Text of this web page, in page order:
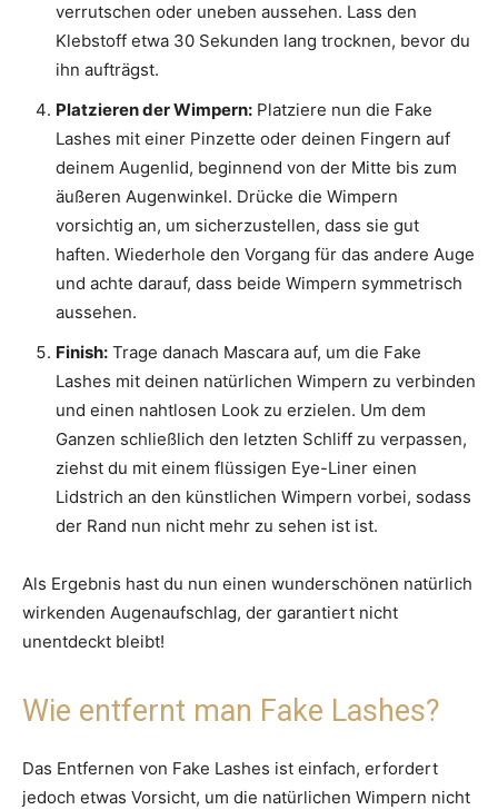
verrutschen oder uneben aussehen. Lass den
Klebstoff etwa 30 Sekunden lang trocknen, bevor du
ihn aufträgst.
Platzieren der Wimpern: Platziere nun die Fake
Lashes mit einer Pinzette oder deinen Fingern auf
deinem Augenlid, beginnend von der Mitte bis zum
äußeren Augenwinkel. Drücke die Wimpern
vorsichtig an, um sicherzustellen, dass sie gut
haften. Wiederhole den Vorgang für das andere Auge
und achte darauf, dass beide Wimpern symmetrisch
aussehen.
Finish: Trage danach Mascara auf, um die Fake
Lashes mit deinen natürlichen Wimpern zu verbinden
und einen nahtlosen Look zu erzielen. Um dem
Ganzen schließlich den letzten Schliff zu verpassen,
ziehst du mit einem flüssigen Eye-Liner einen
Lidstrich an den künstlichen Wimpern vorbei, sodass
der Rand nun nicht mehr zu sehen ist ist.
Als Ergebnis hast du nun einen wunderschönen natürlich
wirkenden Augenaufschlag, der garantiert nicht
unentdeckt bleibt!
Wie entfernt man Fake Lashes?
Das Entfernen von Fake Lashes ist einfach, erfordert
jedoch etwas Vorsicht, um die natürlichen Wimpern nicht